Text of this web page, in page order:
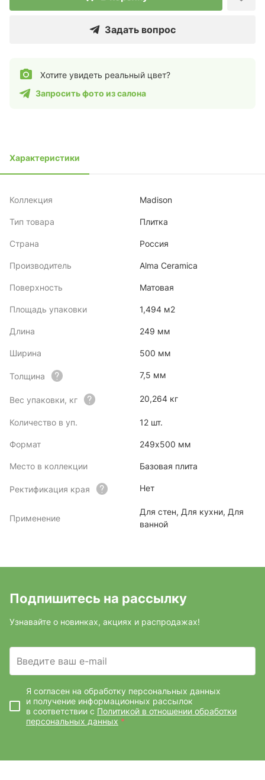
Задать вопрос
Хотите увидеть реальный цвет?
Запросить фото из салона
Характеристики
Коллекция Madison
Тип товара Плитка
Страна Россия
Производитель Alma Ceramica
Поверхность Матовая
Площадь упаковки 1,494 м2
Длина 249 мм
Ширина 500 мм
Толщина 7,5 мм
Вес упаковки, кг 20,264 кг
Количество в уп. 12 шт.
Формат 249x500 мм
Место в коллекции Базовая плита
Ректификация края Нет
Применение
Для стен, Для кухни, Для
ванной
Подпишитесь на рассылку
Узнавайте о новинках, акциях и распродажах!
Введите ваш e-mail
Я согласен на обработку персональных данных
и получение информационных рассылок
в соответствии с Политикой в отношении обработки
персональных данных *